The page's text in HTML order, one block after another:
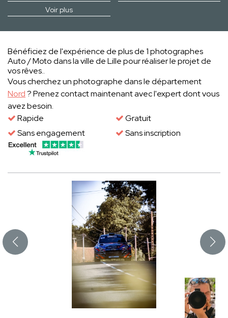
Voir plus
Bénéficiez de l'expérience de plus de 1 photographes
Auto / Moto dans la ville de Lille pour réaliser le projet de
vos rêves..
Vous cherchez un photographe dans le département
Nord? Prenez contact maintenant avec l'expert dont vous
avez besoin.
Rapide
Gratuit
Sans engagement
Sans inscription